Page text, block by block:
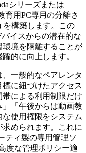
シリーズまたは
育用PC専用の分離さ
を構築します。この
イスからの潜在的な
境を隔離することが
的に向上します。
一般的なペアレンタ
に紐づけたアクセス
による利用制限だけ
「午後からは動画教
使用権限をシステム
められます。これに
ティ製の専用管理ソ
度な管理ポリシー適